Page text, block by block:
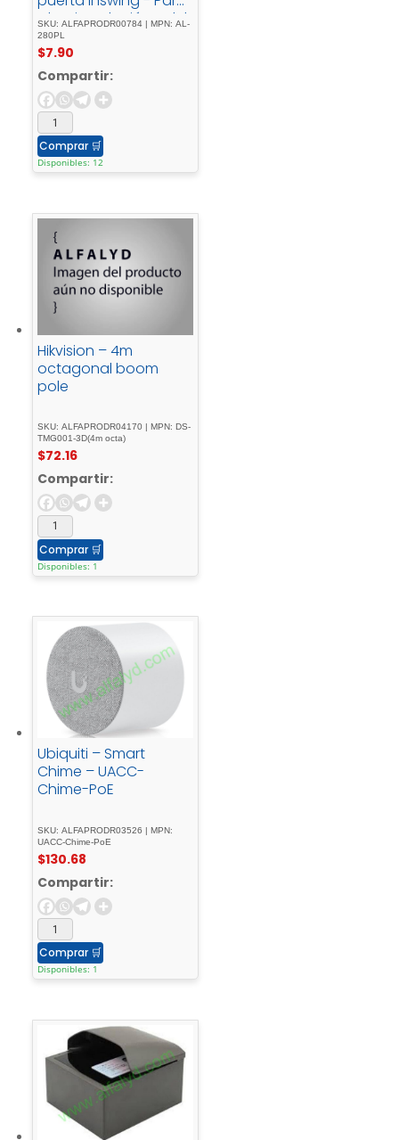
- la - instalación - del
- bloque - magnético
- de - la - serie - AL-
280 - (LED) - en - una
- sola - puerta
SKU: ALFAPRODR00784 | MPN: AL-
280PL
$7.90
Compartir:
Comprar 🛒
Disponibles: 12
Hikvision – 4m
octagonal boom
pole
SKU: ALFAPRODR04170 | MPN: DS-
TMG001-3D(4m octa)
$72.16
Compartir:
Comprar 🛒
Disponibles: 1
Ubiquiti – Smart
Chime – UACC-
Chime-PoE
SKU: ALFAPRODR03526 | MPN:
UACC-Chime-PoE
$130.68
Compartir:
Comprar 🛒
Disponibles: 1